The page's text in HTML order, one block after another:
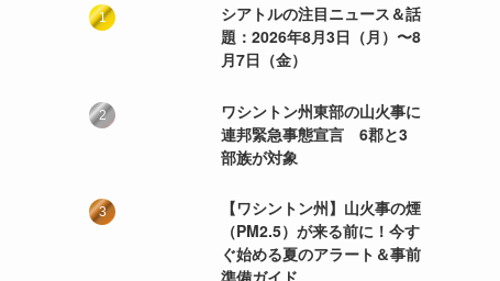
シアトルの注目ニュース＆話
題：2026年8月3日（月）〜8
月7日（金）
ワシントン州東部の山火事に
連邦緊急事態宣言 6郡と3
部族が対象
【ワシントン州】山火事の煙
（PM2.5）が来る前に！今す
ぐ始める夏のアラート＆事前